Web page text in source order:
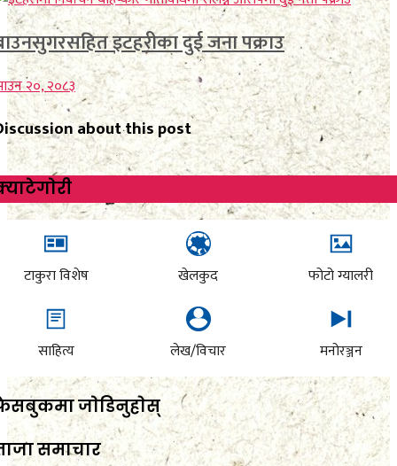
इटहरीका दुई जना पक्राउ
२०, २०८३
about this post
टाकुरा विशेष खेलकुद फोटो ग्यालरी
साहित्य लेख/विचार मनोरञ्जन
जाेडिनुहाेस्
समाचार